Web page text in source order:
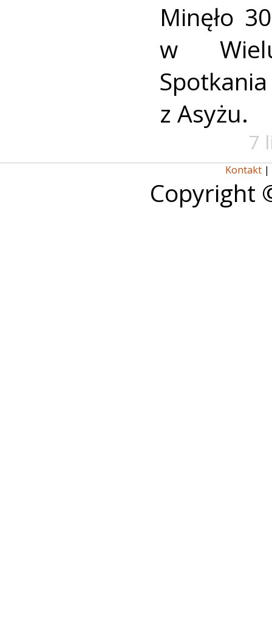
Minęło
w
z Asyżu.
7
Kontakt |
Copyright